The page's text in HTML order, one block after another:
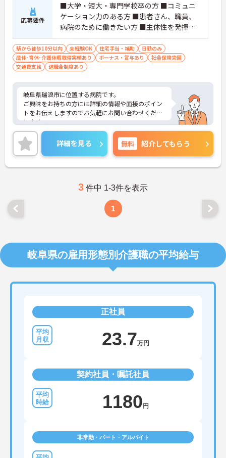
応募要件
■大学・短大・専門学校卒の方 ■コミュニ
ケーション力のある方 ■患者さん、職員、
病院のために働きたい方 ■主体性を発揮
し、業務遂行できる方 ■問題点を把握し、
企画、改善に取り組める方 ■粘り強さ、傾
聴力、協調性、提案力、行動力、向上心の
ある方 ★求める人物像★ ■コミュニケーシ
ョン力のある方 ■患者さん、職員、病院の
ために働きたい方 ■主体性を発揮し、業務
遂行できる方 ■問題点を把握し、企画、改
善に取り組める方 ■粘り強さ、傾聴力、協
調性、提案力、行動力、向上心のある方 ★
経験★ ■医療業界での経験者 ■人事、給
与、経理等の業務経験者 ■未経験者でも可
駅から徒歩10分以内 未経験OK 住宅手当・補助
日勤のみ
産休･育休･介護休暇取得実績あり
ボーナス・賞与あり
社会保険完備
交通費支給
退職金制度あり
岐阜県瑞浪市に位置する病院です。
ご興味をお持ちの方には詳細の情報や面接のポイン
トをお伝えしますのでお気軽にお問い合わせくださ
いませ。
詳細を見る 無料 紹介してもらう
3 件中 1-3件を表示
1
岐阜県の雇用形態別介護職の平均給与
正社員
23.7万円
契約社員・嘱託社員
1180 円
非常勤・パート・アルバイト